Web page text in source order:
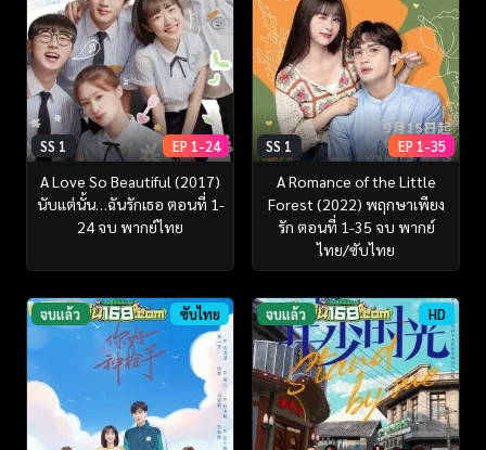
SS 1 EP 1-24
A Love So Beautiful (2017)
นับแต่นั้น…ฉันรักเธอ ตอนที่ 1-
24 จบ พากย์ไทย
SS 1 EP 1-35
A Romance of the Little
Forest (2022) พฤกษาเพียง
รัก ตอนที่ 1-35 จบ พากย์
ไทย/ซับไทย
จบแล้ว ซับไทย จบแล้ว HD